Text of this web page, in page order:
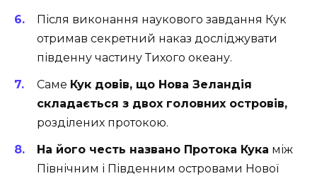
Після виконання наукового завдання Кук
отримав секретний наказ досліджувати
південну частину Тихого океану.
Саме Кук довів, що Нова Зеландія
складається з двох головних островів,
розділених протокою.
На його честь названо Протока Кука між
Північним і Південним островами Нової